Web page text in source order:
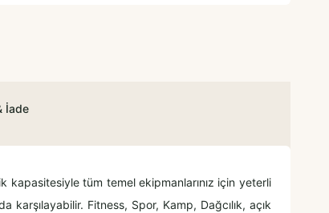
İade
tüm temel ekipmanlarınız için yeterli
karşılayabilir. Fitness, Spor, Kamp, Dağcılık, açık